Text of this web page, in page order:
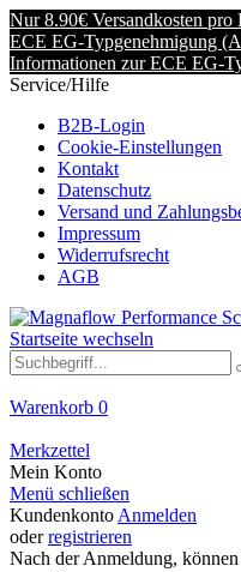
Nur 8.90€ Versandkosten
ECE EG-Typgenehmigung
Informationen zur ECE EG-
Service/Hilfe
B2B-Login
Cookie-Einstellungen
Kontakt
Datenschutz
Versand und
Impressum
Widerrufsrecht
AGB
Warenkorb 0
Merkzettel
Mein Konto
Menü schließen
Kundenkonto Anmelden
oderregistrieren
Nach der Anmeldung,